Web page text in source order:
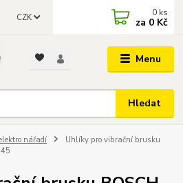
Menu
CZK
Hledat
0 ks
za 0 Kč
nářadí
Uhlíky pro vibrační brusku